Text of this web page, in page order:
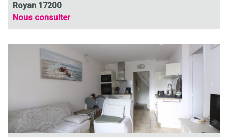
Royan 17200
Nous consulter